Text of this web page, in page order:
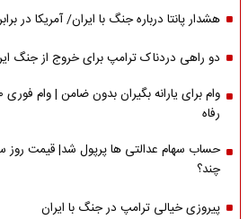
هشدار پانتا درباره جنگ با ایران/ آمریکا در
دو راهی دردناک ترامپ برای خروج از جنگ
رفاه
حساب سهام عدالتی ها پرپول شد| قیمت روز
چند؟
پیروزی خیالی ترامپ در جنگ با ایران